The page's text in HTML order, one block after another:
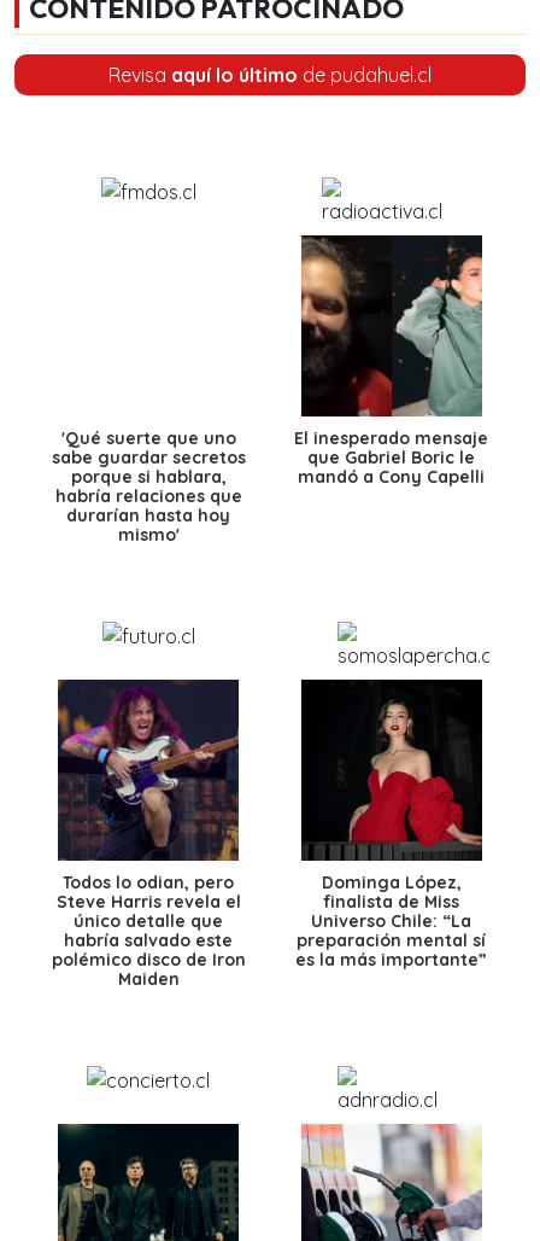
CONTENIDO PATROCINADO
Revisa aquí lo último de pudahuel.cl
'Qué suerte que uno
sabe guardar secretos
porque si hablara,
habría relaciones que
durarían hasta hoy
mismo'
El inesperado mensaje
que Gabriel Boric le
mandó a Cony Capelli
Todos lo odian, pero
Steve Harris revela el
único detalle que
habría salvado este
polémico disco de Iron
Maiden
Dominga López,
finalista de Miss
Universo Chile: “La
preparación mental sí
es la más importante”